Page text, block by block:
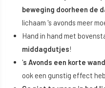
beweging doorheen de
lichaam 's avonds meer
Hand in hand met
middagdutjes!
's Avonds een korte
ook een gunstig effect